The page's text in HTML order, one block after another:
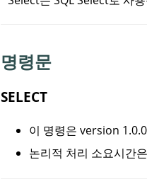
명령문
SELECT
이 명령은 version
논리적 처리 소요시간